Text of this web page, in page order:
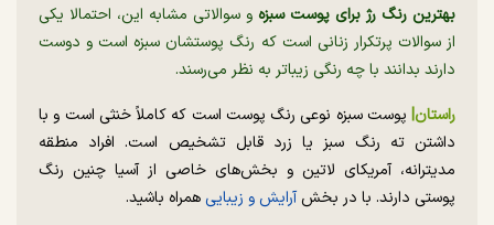
بهترین رنگ رژ برای پوست سبزه و سوالاتی مشابه این، احتمالا یکی
از سوالات پرتکرار زنانی است که رنگ پوستشان سبزه است و دوست
دارند بدانند با چه رنگی زیباتر به نظر می‌‌رسند.
راستان| پوست سبزه نوعی رنگ پوست است که کاملاً خنثی است و با
داشتن ته رنگ سبز یا زرد قابل تشخیص است. افراد منطقه
مدیترانه، آمریکای لاتین و بخش‌های خاصی از آسیا چنین رنگ
پوستی دارند. با در بخش آرایش و زیبایی همراه باشید.